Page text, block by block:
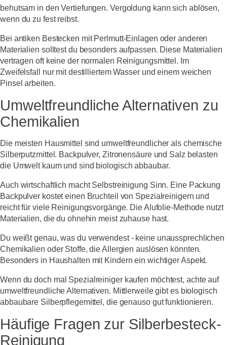
behutsam in den Vertiefungen. Vergoldung kann sich ablösen,
wenn du zu fest reibst.
Bei antiken Bestecken mit Perlmutt-Einlagen oder anderen
Materialien solltest du besonders aufpassen. Diese Materialien
vertragen oft keine der normalen Reinigungsmittel. Im
Zweifelsfall nur mit destilliertem Wasser und einem weichen
Pinsel arbeiten.
Umweltfreundliche Alternativen zu
Chemikalien
Die meisten Hausmittel sind umweltfreundlicher als chemische
Silberputzmittel. Backpulver, Zitronensäure und Salz belasten
die Umwelt kaum und sind biologisch abbaubar.
Auch wirtschaftlich macht Selbstreinigung Sinn. Eine Packung
Backpulver kostet einen Bruchteil von Spezialreinigern und
reicht für viele Reinigungsvorgänge. Die Alufolie-Methode nutzt
Materialien, die du ohnehin meist zuhause hast.
Du weißt genau, was du verwendest - keine unaussprechlichen
Chemikalien oder Stoffe, die Allergien auslösen könnten.
Besonders in Haushalten mit Kindern ein wichtiger Aspekt.
Wenn du doch mal Spezialreiniger kaufen möchtest, achte auf
umweltfreundliche Alternativen. Mittlerweile gibt es biologisch
abbaubare Silberpflegemittel, die genauso gut funktionieren.
Häufige Fragen zur Silberbesteck-
Reinigung